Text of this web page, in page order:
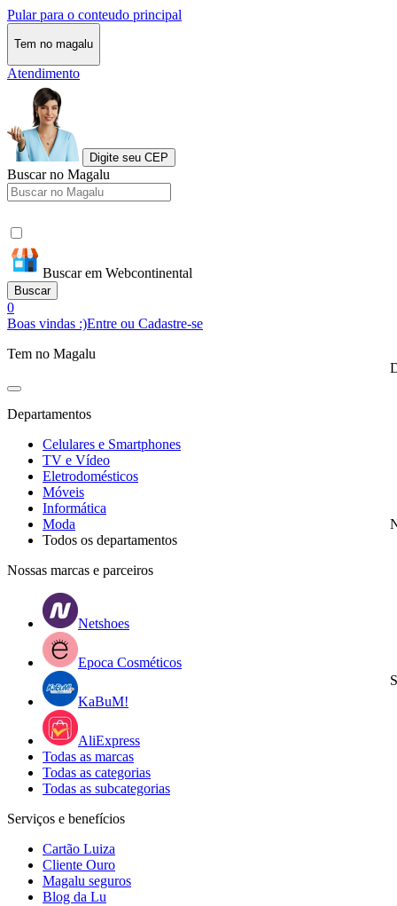
Pular para o conteudo principal
Tem no magalu
Atendimento
Digite seu CEP
Buscar no Magalu
Buscar em Webcontinental
Buscar
0
Boas vindas :)Entre ou Cadastre-se
Tem no Magalu
Departamentos
Celulares e Smartphones
TV e Vídeo
Eletrodomésticos
Móveis
Informática
Moda
Todos os departamentos
Nossas marcas e parceiros
Netshoes
Epoca Cosméticos
KaBuM!
AliExpress
Todas as marcas
Todas as categorias
Todas as subcategorias
Serviços e benefícios
Cartão Luiza
Cliente Ouro
Magalu seguros
Blog da Lu